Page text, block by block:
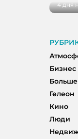
4 дня
Гелеон
Кино
Люди